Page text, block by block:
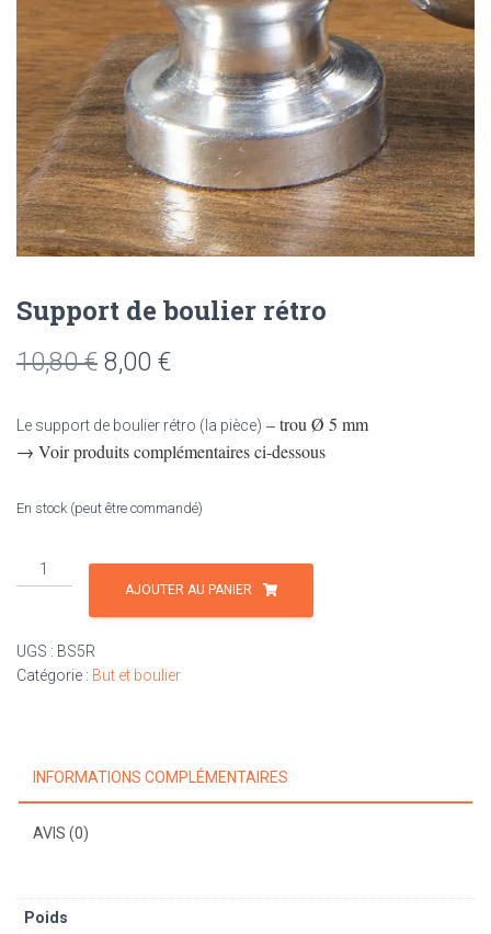
Support de boulier rétro
10,80€ Le
initial
8,00 €Le
actuel
8,00 €.
Le support de boulier rétro (la pièce) – trou Ø 5 mm
→ Voir produits complémentaires ci-dessous
En stock (peut être commandé)
quantité
de
boulier
rétro
AJOUTER AU PANIER
UGS : BS5R
Catégorie : But et boulier
INFORMATIONS COMPLÉMENTAIRES
AVIS (0)
Poids